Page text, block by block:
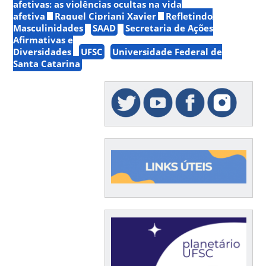
afetivas: as violências ocultas na vida
afetiva
Raquel Cipriani Xavier
Refletindo
Masculinidades
SAAD
Secretaria de Ações
Afirmativas e
Diversidades
UFSC
Universidade Federal de
Santa Catarina